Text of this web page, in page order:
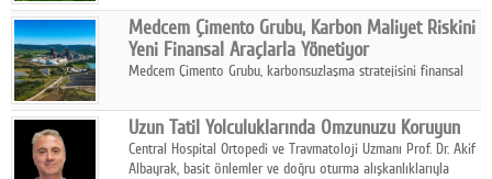
sahipliğinde gerçekleştirilecek.
Medcem Çimento Grubu, Karbon Maliyet Riskini
Yeni Finansal Araçlarla Yönetiyor
Medcem Çimento Grubu, karbonsuzlaşma stratejisini finansal
Uzun Tatil Yolculuklarında Omzunuzu Koruyun
Central Hospital Ortopedi ve Travmatoloji Uzmanı Prof. Dr. Akif
Albayrak, basit önlemler ve doğru oturma alışkanlıklarıyla